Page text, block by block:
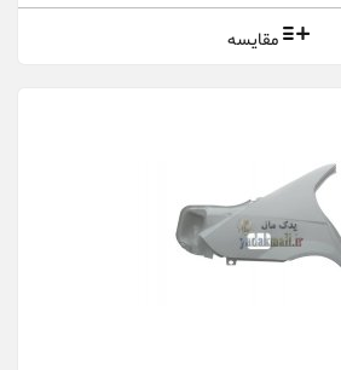
مقایسه